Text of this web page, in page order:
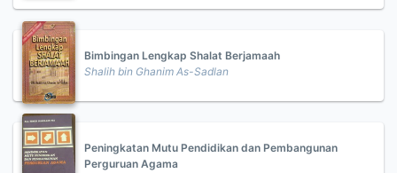
Bimbingan Lengkap Shalat Berjamaah
Shalih bin Ghanim As-Sadlan
Peningkatan Mutu Pendidikan dan Pembangunan
Perguruan Agama